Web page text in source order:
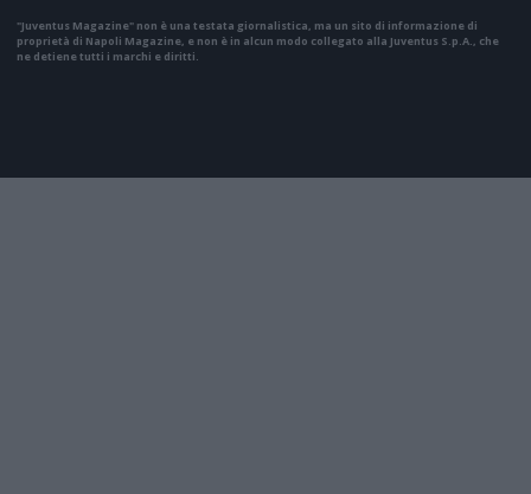
"Juventus Magazine" non è una testata giornalistica, ma un sito di informazione di
proprietà di Napoli Magazine, e non è in alcun modo collegato alla Juventus S.p.A., che
ne detiene tutti i marchi e diritti.